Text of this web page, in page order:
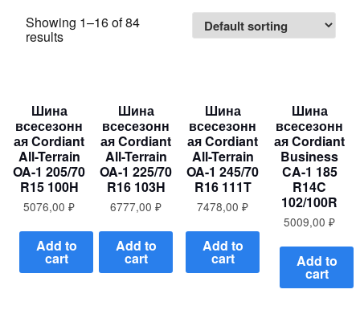
Showing 1–16 of 84
results
Шина
всесезонн
ая Cordiant
All-Terrain
OA-1 205/70
R15 100H
5076,00₽
Add to
cart
Шина
всесезонн
ая Cordiant
All-Terrain
OA-1 225/70
R16 103H
6777,00₽
Add to
cart
Шина
всесезонн
ая Cordiant
All-Terrain
OA-1 245/70
R16 111T
7478,00₽
Add to
cart
Шина
всесезонн
ая Cordiant
Business
CA-1 185
R14C
102/100R
5009,00₽
Add to
cart